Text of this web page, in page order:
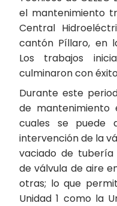
el mantenimiento
Central
cantón Píllaro, en
Los trabajos
culminaron con
Durante este
de mantenimiento
cuales se puede
intervención de la
vaciado de tubería
de válvula de aire
otras; lo que
Unidad 1 como la